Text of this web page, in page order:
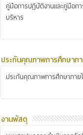
คู่มือการปฏิบัติงานและคู่มือก
บริหาร
ประกันคุณภาพการศึกษาภ
ประกันคุณภาพการศึกษาภาย
งานพัสดุ